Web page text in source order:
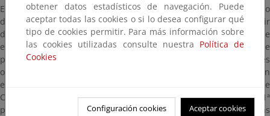
El expediente administrativo estará a disposición del público
durante un plazo de VEINTE (20) DÍAS HÁBILES, contados a partir
del día siguiente a aquel en que tenga lugar la publicación de
este anuncio en el Boletín Oficial del Estado, dentro del cual se
pueden consultar y presentar las alegaciones y observaciones
oportunas. La documentación para consultar estará a disposición
en esta página, así como en las oficinas de esta Demarcación de
Costas en Murcia (ubicadas en Gran Vía Alfonso X “El Sabio”, 6 - 1ª
planta. Edificio de Servicios Múltiples. 30008. Murcia), en días
obtener datos estadísticos de navegación. Puede
aceptar todas las cookies o si lo desea configurar qué
tipo de cookies permitir. Para más información sobre
las cookies utilizadas consulte nuestra Política de
Cookies
Configuración cookies Aceptar cookies